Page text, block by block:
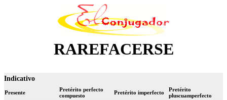
RAREFACERSE
Indicativo
Presente
Pretérito perfecto
compuesto
Pretérito imperfecto
Pretérito
pluscuamperfecto